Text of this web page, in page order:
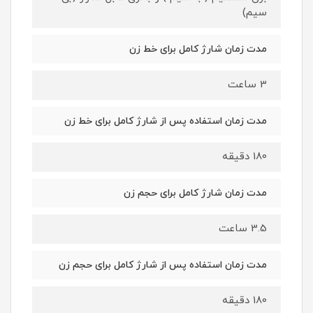
سیم)
مدت زمان شارژ کامل برای خط زن
3 ساعت
مدت زمان استفاده پس از شارژ کامل برای خط زن
180 دقیقه
مدت زمان شارژ کامل برای حجم زن
3.5 ساعت
مدت زمان استفاده پس از شارژ کامل برای حجم زن
180 دقیقه